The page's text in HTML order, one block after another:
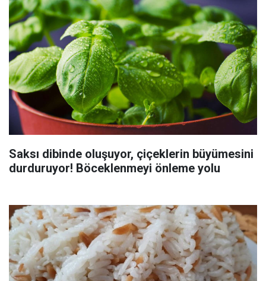
Saksı dibinde oluşuyor, çiçeklerin büyümesini
durduruyor! Böceklenmeyi önleme yolu